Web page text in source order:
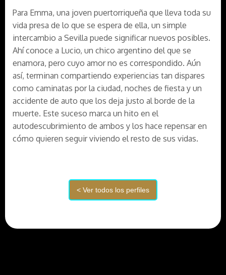
Para Emma, una joven puertorriqueña que lleva toda su
vida presa de lo que se espera de ella, un simple
intercambio a Sevilla puede significar nuevos posibles.
Ahí conoce a Lucio, un chico argentino del que se
enamora, pero cuyo amor no es correspondido. Aún
así, terminan compartiendo experiencias tan dispares
como caminatas por la ciudad, noches de fiesta y un
accidente de auto que los deja justo al borde de la
muerte. Este suceso marca un hito en el
autodescubrimiento de ambos y los hace repensar en
cómo quieren seguir viviendo el resto de sus vidas.